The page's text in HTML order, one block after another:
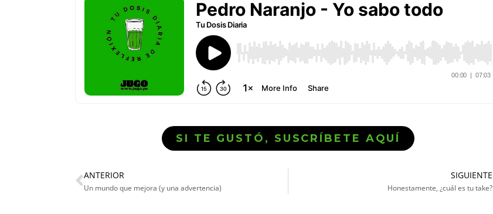
SI TE GUSTÓ, SUSCRÍBETE AQUÍ
ANTERIOR
Un mundo que mejora (y una advertencia)
SIGUIENTE
Honestamente, ¿cuál es tu take?